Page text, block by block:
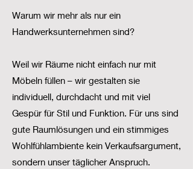
Warum wir mehr als nur ein
Handwerksunternehmen sind?
Weil wir Räume nicht einfach nur mit
Möbeln füllen – wir gestalten sie
individuell, durchdacht und mit viel
Gespür für Stil und Funktion. Für uns sind
gute Raumlösungen und ein stimmiges
Wohlfühlambiente kein Verkaufsargument,
sondern unser täglicher Anspruch.